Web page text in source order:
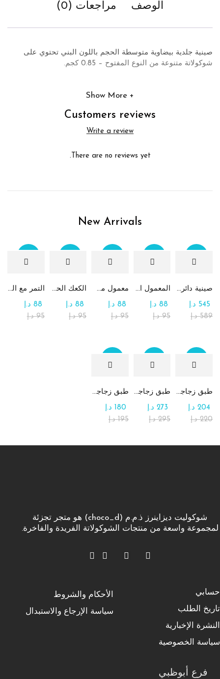
الوصف مراجعات (0)
صينية جلدية بيضاوية متوسطة الحجم باللون البني تحتوي على
شوكولاتة متنوعة من النوع المفتوح – 0.85 كجم.
Show More
Customers reviews
Write a review
There are no reviews yet.
New Arrivals
صينية دائرية كبيرة جداً من الشوكولاتة والرهش
589 د.إ
545 د.إ
المعمول التقليدي بالتمر
95 د.إ
88 د.إ
معمول من القمح الكامل بدون سكر
95 د.إ
88 د.إ
الكعك الحساوي بالتمر
95 د.إ
88 د.إ
التمر مع الطحينة (التمريه)
95 د.إ
88 د.إ
طبق زجاجي مربع يحتوي على تشكيلة من الشوكولاتة
220 د.إ
204 د.إ
طبق زجاجي دائري للحلوى مع الشوكولاتة
295 د.إ
273 د.إ
طبق زجاجي مربع يحتوي على الرهش
195 د.إ
180 د.إ
شوكوليت ديزاينرز ذ.م.م (choco_d) هو متجر تجزئة
لمجموعة واسعة من منتجات الشوكولاتة الفريدة والفاخرة.
حسابي
تاريخ الطلب
النشرة الإخبارية
سياسة الخصوصية
الأحكام والشروط
سياسة الإرجاع والاستبدال
فرع أبوظبي